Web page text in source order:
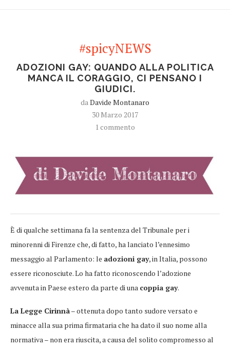
#spicyNEWS
ADOZIONI GAY: QUANDO ALLA POLITICA
MANCA IL CORAGGIO, CI PENSANO I
GIUDICI.
daDavide Montanaro
30 Marzo 2017
1 commento
È di qualche settimana fa la sentenza del Tribunale per i
minorenni di Firenze che, di fatto, ha lanciato l’ennesimo
messaggio al Parlamento: le adozioni gay, in Italia, possono
essere riconosciute. Lo ha fatto riconoscendo l’adozione
avvenuta in Paese estero da parte di una coppia gay.
La Legge Cirinnà– ottenuta dopo tanto sudore versato e
minacce alla sua prima firmataria che ha dato il suo nome alla
normativa – non era riuscita, a causa del solito compromesso al